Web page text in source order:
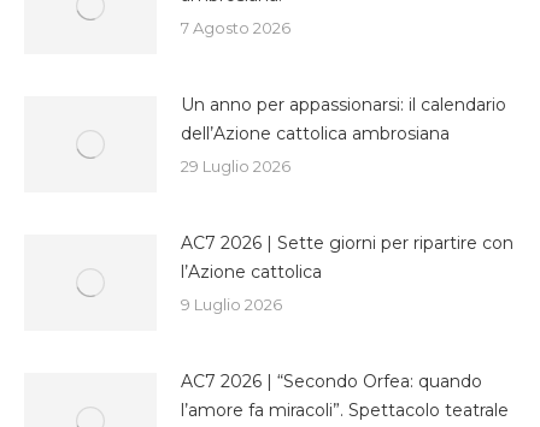
7 Agosto 2026
Un anno per appassionarsi: il calendario
dell’Azione cattolica ambrosiana
29 Luglio 2026
AC7 2026 | Sette giorni per ripartire con
l’Azione cattolica
9 Luglio 2026
AC7 2026 | “Secondo Orfea: quando
l’amore fa miracoli”. Spettacolo teatrale